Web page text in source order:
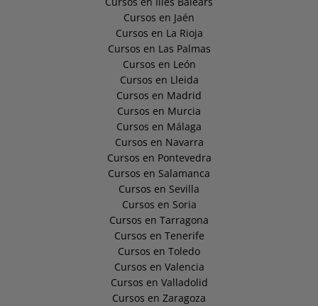
Cursos en Jaén
Cursos en La Rioja
Cursos en Las Palmas
Cursos en León
Cursos en Lleida
Cursos en Madrid
Cursos en Murcia
Cursos en Málaga
Cursos en Navarra
Cursos en Pontevedra
Cursos en Salamanca
Cursos en Sevilla
Cursos en Soria
Cursos en Tarragona
Cursos en Tenerife
Cursos en Toledo
Cursos en Valencia
Cursos en Valladolid
Cursos en Zaragoza